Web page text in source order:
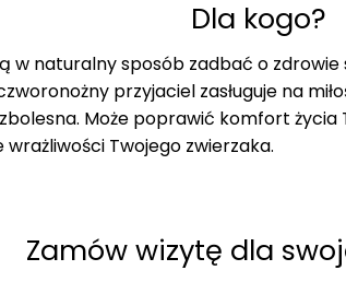
Dla kogo?
w naturalny sposób zadbać o
przyjaciel zasługuje na
Może poprawić komfort
Twojego zwierzaka.
Zamów wizytę dla